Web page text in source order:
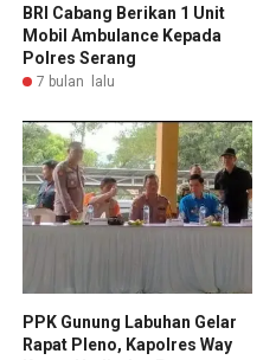
BRI Cabang Berikan 1 Unit
Mobil Ambulance Kepada
Polres Serang
7 bulan lalu
PPK Gunung Labuhan Gelar
Rapat Pleno, Kapolres Way